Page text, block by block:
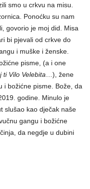
smo u crkvu na misu.
Ponoćku su nam
govorio je moj did. Misa
bi pjevali od crkve do
i muške i ženske.
pisme, (a i one
ti Vilo Velebita…), žene
i božićne pisme. Bože, da
godine. Minulo je
slušao kao dječak naše
gangu i božićne
da negdje u dubini